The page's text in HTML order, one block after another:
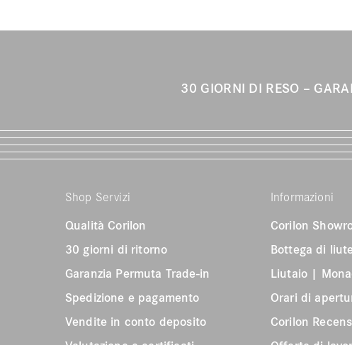
30 GIORNI DI RESO
Shop Servizi
Qualità Corilon
30 giorni di ritorno
Garanzia Permuta Trade-in
Spedizione e pagamento
Vendite in conto deposito
Informazioni
Corilon
Bottega di
Liutaio |
Orari di
Corilon